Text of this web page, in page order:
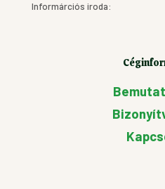
Informárciós iroda: